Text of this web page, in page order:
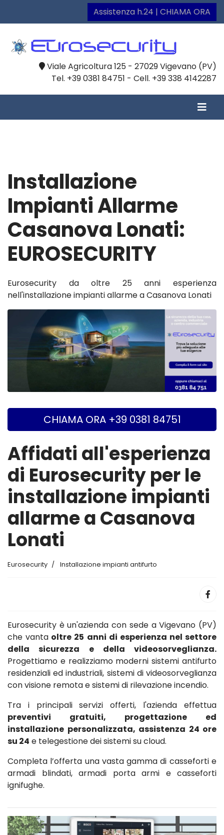
Assistenza h.24 | CHIAMA ORA
Viale Agricoltura 125 - 27029 Vigevano (PV)
Tel. +39 0381 84751 - Cell. +39 338 4142287
Installazione
Impianti Allarme
Casanova Lonati:
EUROSECURITY
Eurosecurity da oltre 25 anni esperienza
nell'installazione impianti allarme a Casanova Lonati
CHIAMA ORA +39 0381 84751
Affidati all'esperienza
di Eurosecurity per le
installazione impianti
allarme a Casanova
Lonati
Eurosecurity Installazione impianti antifurto
Eurosecurity è un'azienda con sede a Vigevano (PV)
che vanta oltre 25 anni di esperienza nel settore
della sicurezza e della videosorveglianza.
Progettiamo e realizziamo moderni sistemi antifurto
residenziali ed industriali, sistemi di videosorveglianza
con visione remota e sistemi di rilevazione incendio.
Tra i principali servizi offerti, l'azienda effettua
preventivi gratuiti, progettazione ed
installazione personalizzata, assistenza 24 ore
su 24 e telegestione dei sistemi su cloud.
Completa l’offerta una vasta gamma di casseforti e
armadi blindati, armadi porta armi e casseforti
ignifughe.